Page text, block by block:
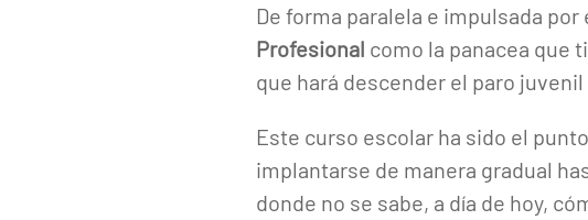
De forma paralela e impulsada
Profesional como la panacea que
que hará descender el paro
Este curso escolar ha sido el
implantarse de manera gradual
donde no se sabe, a día de hoy,